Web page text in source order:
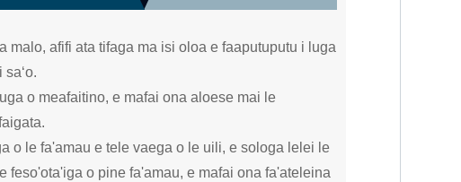
malo, afifi ata tifaga ma isi oloa e faaputuputu i luga
saʻo.
o meafaitino, e mafai ona aloese mai le
o le fa'amau e tele vaega o le uili, e sologa lelei le
feso'ota'iga o pine fa'amau, e mafai ona fa'ateleina